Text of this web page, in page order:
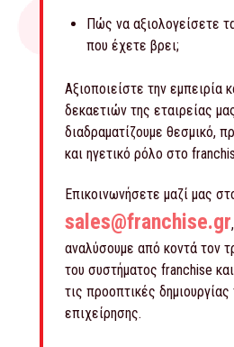
Πώς να αξιολογείσετε
που έχετε βρει;
Αξιοποιείστε την εμπειρία
δεκαετιών της εταιρείας
διαδραματίζουμε θεσμικό,
και ηγετικό ρόλο στο
Επικοινωνήσετε μαζί μας
sales@franchise.gr
αναλύσουμε από κοντά τον
του συστήματος franchise
τις προοπτικές
επιχείρησης.